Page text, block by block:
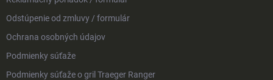
Odstúpenie od zmluvy / formulár
Ochrana osobných údajov
Podmienky súťaže
Podmienky súťaže o gril Traeger Ranger